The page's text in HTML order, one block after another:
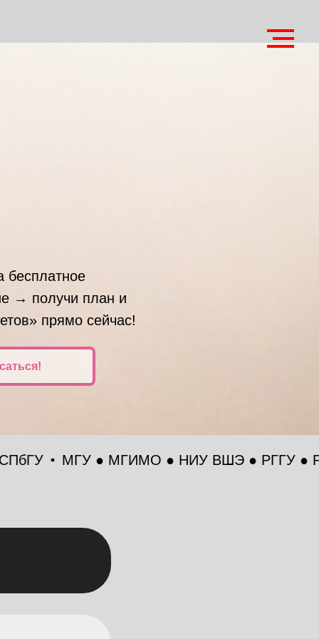
бесплатное
→ получи план и
прямо сейчас!
МГУ ● МГИМО ● НИУ ВШЭ ● РГГУ ● РУДН ●